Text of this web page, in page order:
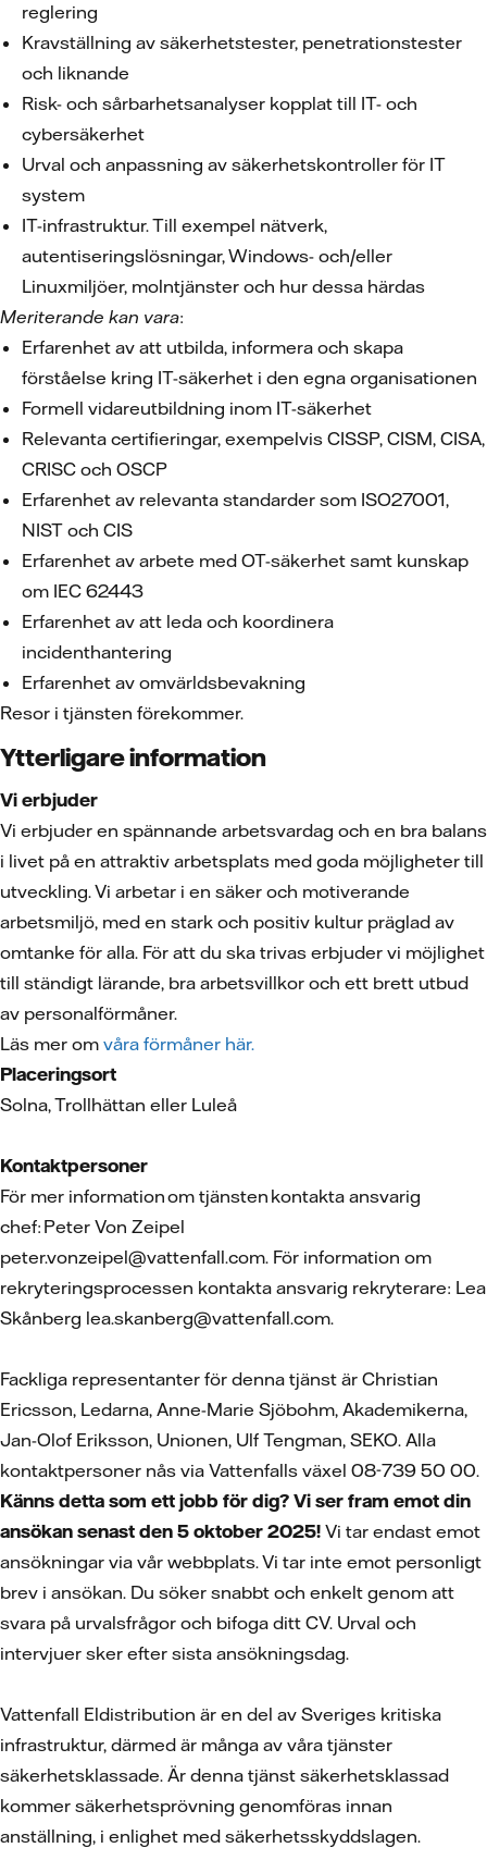
reglering
Kravställning av säkerhetstester, penetrationstester
och liknande
Risk- och sårbarhetsanalyser kopplat till IT- och
cybersäkerhet
Urval och anpassning av säkerhetskontroller för IT
system
IT-infrastruktur. Till exempel nätverk,
autentiseringslösningar, Windows- och/eller
Linuxmiljöer, molntjänster och hur dessa härdas
Meriterande kan vara:
Erfarenhet av att utbilda, informera och skapa
förståelse kring IT-säkerhet i den egna organisationen
Formell vidareutbildning inom IT-säkerhet
Relevanta certifieringar, exempelvis CISSP, CISM, CISA,
CRISC och OSCP
Erfarenhet av relevanta standarder som ISO27001,
NIST och CIS
Erfarenhet av arbete med OT-säkerhet samt kunskap
om IEC 62443
Erfarenhet av att leda och koordinera
incidenthantering
Erfarenhet av omvärldsbevakning
Resor i tjänsten förekommer.
Ytterligare information
Vi erbjuder
Vi erbjuder en spännande arbetsvardag och en bra balans
i livet på en attraktiv arbetsplats med goda möjligheter till
utveckling. Vi arbetar i en säker och motiverande
arbetsmiljö, med en stark och positiv kultur präglad av
omtanke för alla. För att du ska trivas erbjuder vi möjlighet
till ständigt lärande, bra arbetsvillkor och ett brett utbud
av personalförmåner.
Läs mer om våra förmåner här.
Placeringsort
Solna, Trollhättan eller Luleå
Kontaktpersoner
För mer information om tjänsten kontakta ansvarig
chef: Peter Von Zeipel
peter.vonzeipel@vattenfall.com. För information om
rekryteringsprocessen kontakta ansvarig rekryterare: Lea
Skånberg lea.skanberg@vattenfall.com.
Fackliga representanter för denna tjänst är Christian
Ericsson, Ledarna, Anne-Marie Sjöbohm, Akademikerna,
Jan-Olof Eriksson, Unionen, Ulf Tengman, SEKO. Alla
kontaktpersoner nås via Vattenfalls växel 08-739 50 00.
Känns detta som ett jobb för dig? Vi ser fram emot din
ansökan senast den 5 oktober 2025! Vi tar endast emot
ansökningar via vår webbplats. Vi tar inte emot personligt
brev i ansökan. Du söker snabbt och enkelt genom att
svara på urvalsfrågor och bifoga ditt CV. Urval och
intervjuer sker efter sista ansökningsdag.
Vattenfall Eldistribution är en del av Sveriges kritiska
infrastruktur, därmed är många av våra tjänster
säkerhetsklassade. Är denna tjänst säkerhetsklassad
kommer säkerhetsprövning genomföras innan
anställning, i enlighet med säkerhetsskyddslagen.